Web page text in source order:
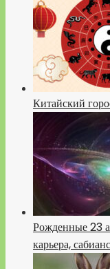
Китайский
Рожденные 23
карьера,